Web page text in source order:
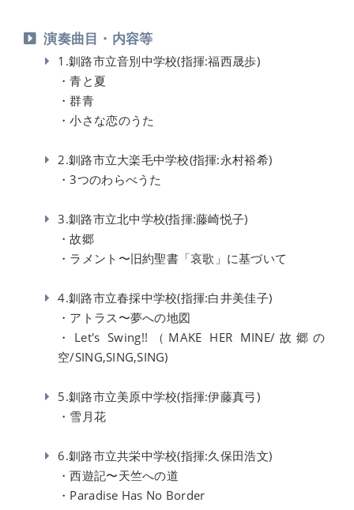
演奏曲目・内容等
1.釧路市立音別中学校(指揮:福西晟歩)
・青と夏
・群青
・小さな恋のうた
2.釧路市立大楽毛中学校(指揮:永村裕希)
・3つのわらべうた
3.釧路市立北中学校(指揮:藤崎悦子)
・故郷
・ラメント〜旧約聖書「哀歌」に基づいて
4.釧路市立春採中学校(指揮:白井美佳子)
・アトラス〜夢への地図
・Let's Swing!!（MAKE HER MINE/故郷の
空/SING,SING,SING)
5.釧路市立美原中学校(指揮:伊藤真弓)
・雪月花
6.釧路市立共栄中学校(指揮:久保田浩文)
・西遊記〜天竺への道
・Paradise Has No Border